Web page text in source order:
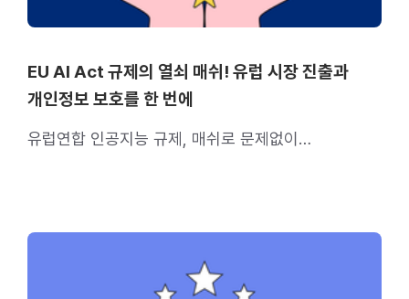
EU AI Act 규제의 열쇠 매쉬! 유럽 시장 진출과
개인정보 보호를 한 번에
유럽연합 인공지능 규제, 매쉬로 문제없이